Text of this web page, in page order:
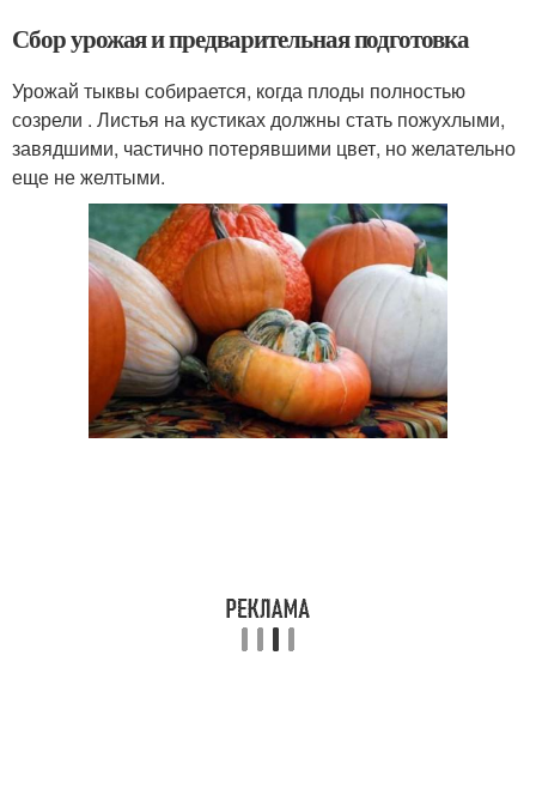
Сбор урожая и предварительная подготовка
Урожай тыквы собирается, когда плоды полностью
созрели . Листья на кустиках должны стать пожухлыми,
завядшими, частично потерявшими цвет, но желательно
еще не желтыми.